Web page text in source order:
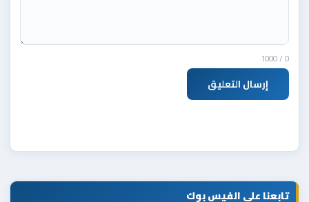
0
/ 1000
إرسال التعليق
تابعنا على الفيس بوك